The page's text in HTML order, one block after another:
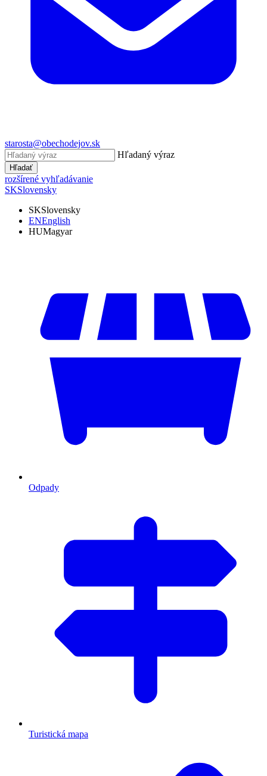
starosta@obechodejov.sk
Hľadaný výraz
Hľadať
rozšírené vyhľadávanie
SKSlovensky
SKSlovensky
ENEnglish
HUMagyar
Odpady
Turistická mapa